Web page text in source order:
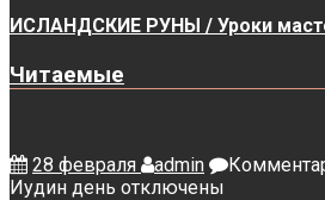
ИСЛАНДСКИЕ РУНЫ / Уроки
Читаемые
28 февраля admin
Иудин день отключены